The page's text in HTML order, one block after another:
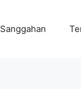
Sanggahan